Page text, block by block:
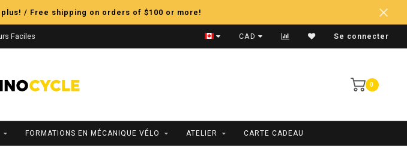
/ Free shipping on orders of $100 or more!
Faciles Expédition Rapide
CAD Se connecter
0
FORMATIONS EN MÉCANIQUE VÉLO ATELIER CARTE CADEAU